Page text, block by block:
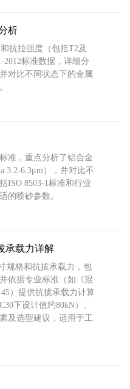
析
抗拉强度（包括T2及
2012标准数据，详细分
对比不同状态下的金属
准，重点分析了铝合金
3.2-6.3μm），并对比不
ISO 8503-1标准和行业
的喷砂参数。
承载力详解
规格和抗拔承载力，包
依据专业标准（如《混
）提供抗拔承载力计算
下设计值约80kN）。
及选型建议，适用于工